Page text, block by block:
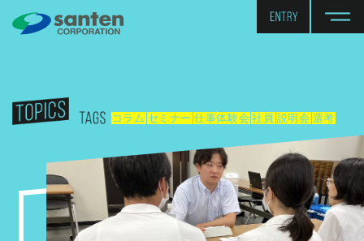
コラム セミナー 仕事体験会 社員 説明会 選考